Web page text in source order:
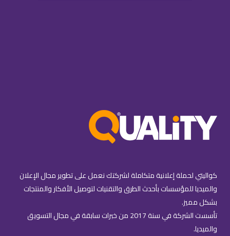
كواليتي لحملة إعلانية متكاملة لشركتك نعمل على تطوير مجال الإعلان
والميديا للمؤسسات بأحدث الطرق والتقنيات لتوصيل الأفكار والمنتجات
بشكل مميز.
تأسست الشركة في سنة 2017 من خبرات سابقة في مجال التسويق
والميديا.